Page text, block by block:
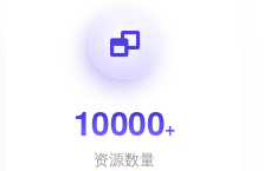
10000+
资源数量